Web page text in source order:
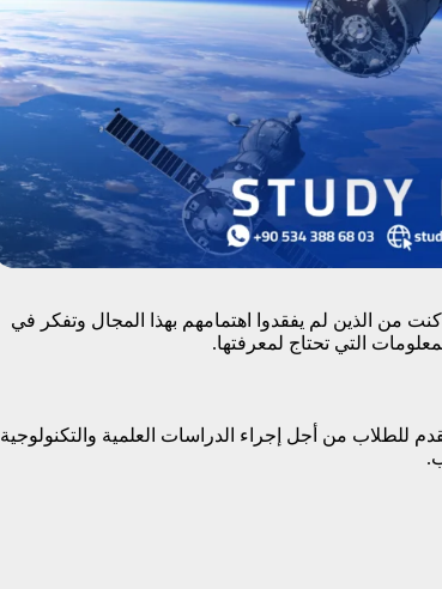
من الذين لم يفقدوا اهتمامهم بهذا المجال وتفكر في
التي تحتاج لمعرفتها.
للطلاب من أجل إجراء الدراسات العلمية والتكنولوجية